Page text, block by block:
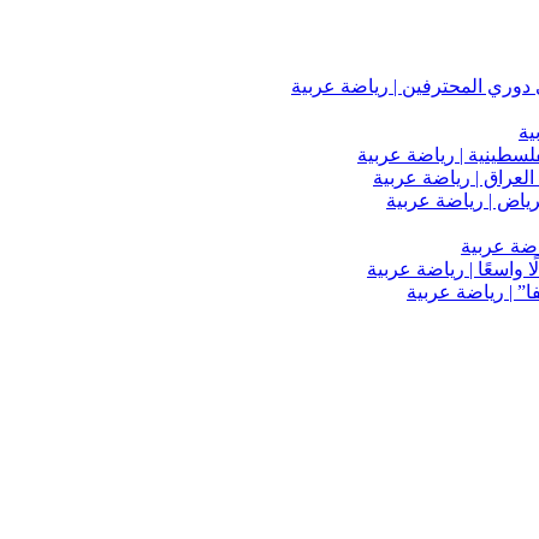
دوري المحترفين | رياضة عربية
| رياضة عربية
| رياضة عربية
عربية
واسعًا | رياضة عربية
| رياضة عربية